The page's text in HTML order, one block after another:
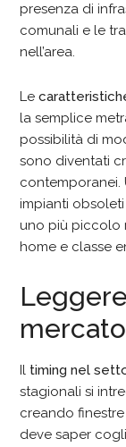
presenza di
comunali e le
nell’area.
Le
la semplice
possibilità di
sono diventati
contemporanei.
impianti
uno più piccolo
home e classe
mercato
Il timing nel
stagionali si
creando
deve saper